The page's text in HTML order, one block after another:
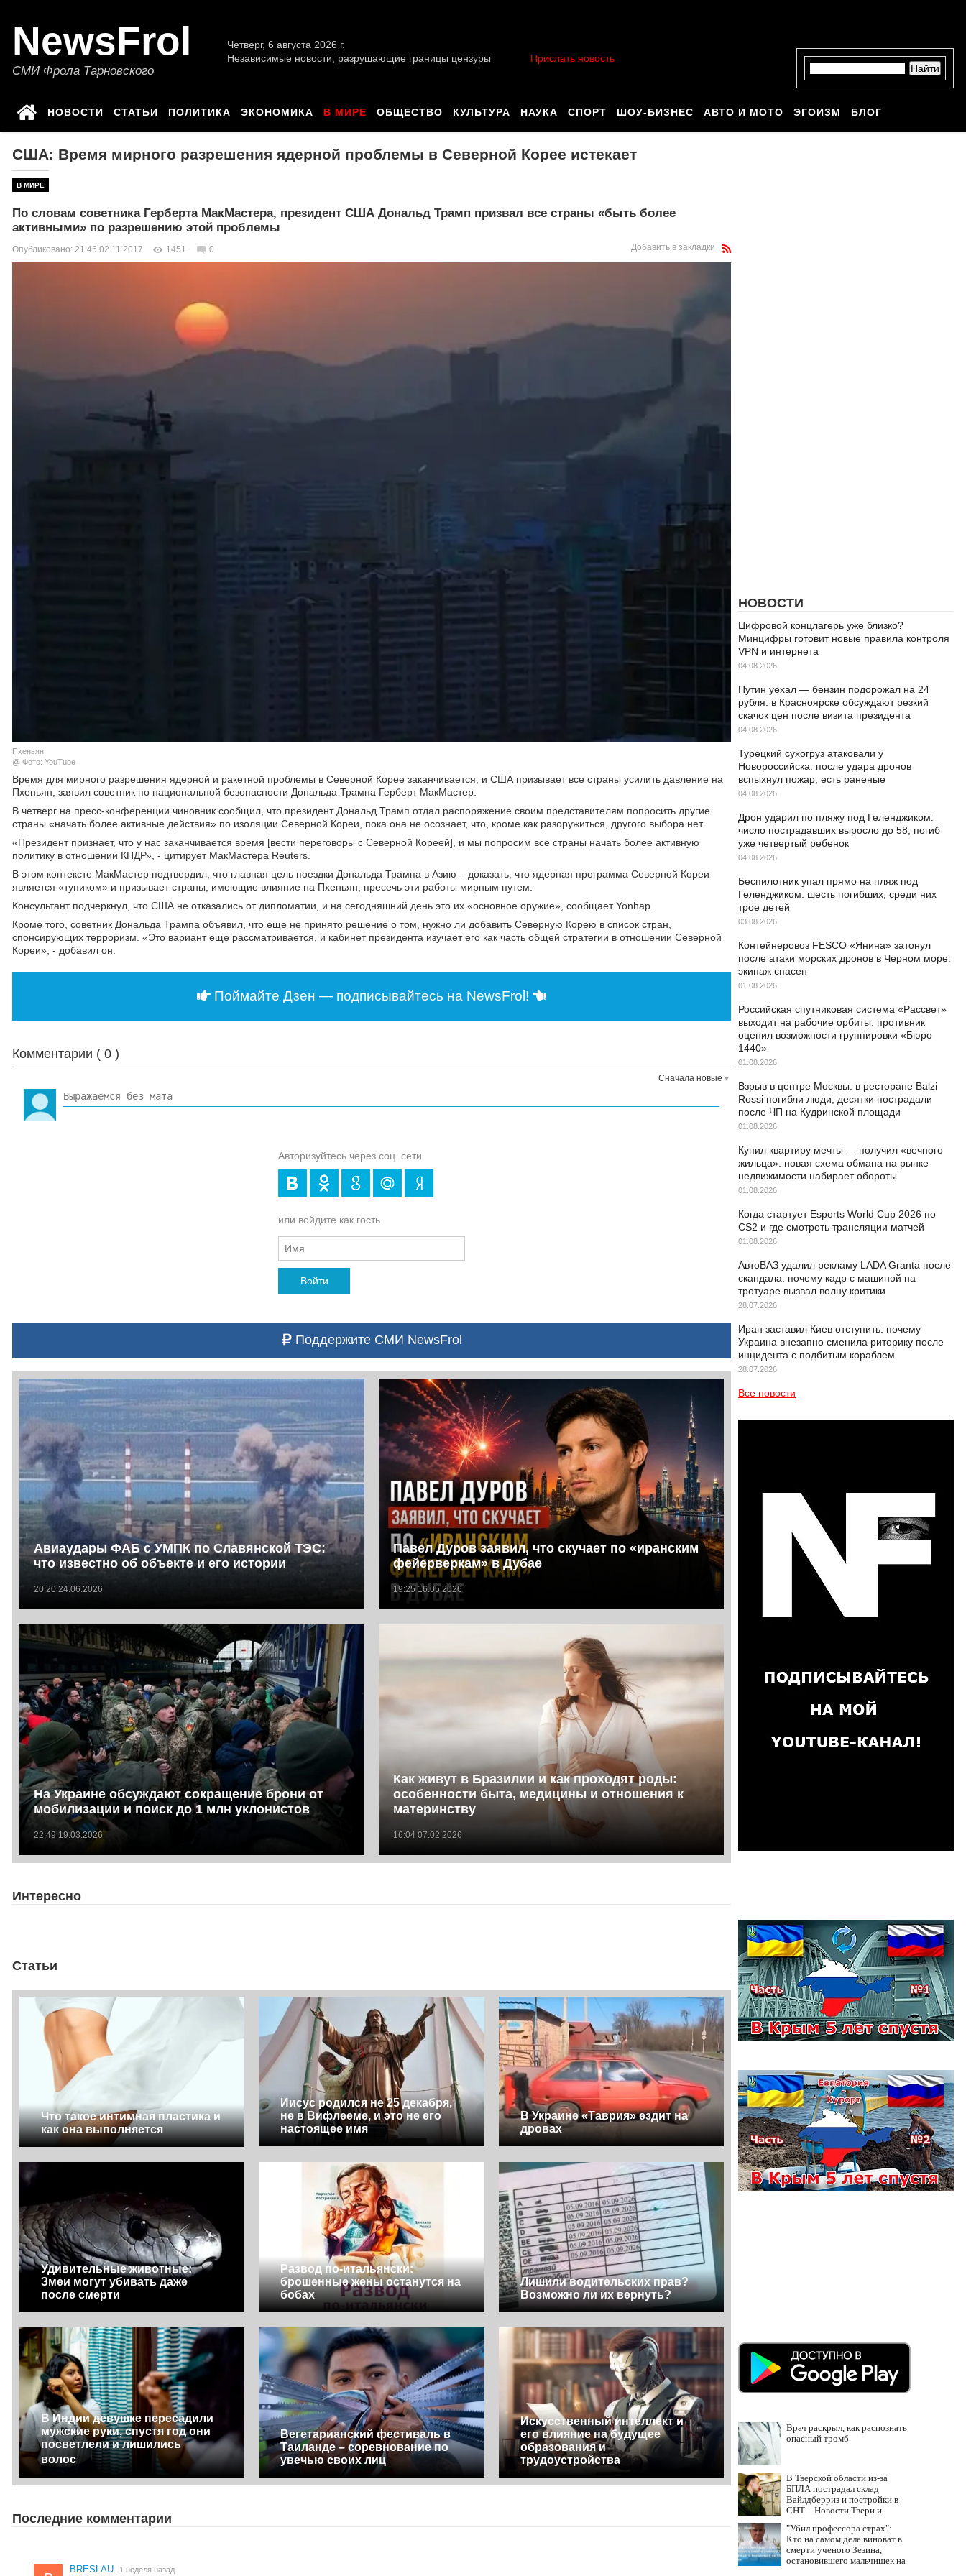
NewsFrol
СМИ Фрола Тарновского
Четверг, 6 августа 2026 г.
Независимые новости, разрушающие границы цензуры
Прислать новость
НОВОСТИ СТАТЬИ ПОЛИТИКА ЭКОНОМИКА В МИРЕ ОБЩЕСТВО КУЛЬТУРА НАУКА СПОРТ ШОУ-БИЗНЕС АВТО И МОТО ЭГОИЗМ БЛОГ
США: Время мирного разрешения ядерной проблемы в Северной Корее истекает
В МИРЕ
По словам советника Герберта МакМастера, президент США Дональд Трамп призвал все страны «быть более
активными» по разрешению этой проблемы
Опубликовано: 21:45 02.11.2017 1451 0 Добавить в закладки
Пхеньян
@ Фото: YouTube
Время для мирного разрешения ядерной и ракетной проблемы в Северной Корее заканчивается, и США призывает все страны усилить давление на
Пхеньян, заявил советник по национальной безопасности Дональда Трампа Герберт МакМастер.
В четверг на пресс-конференции чиновник сообщил, что президент Дональд Трамп отдал распоряжение своим представителям попросить другие
страны «начать более активные действия» по изоляции Северной Кореи, пока она не осознает, что, кроме как разоружиться, другого выбора нет.
«Президент признает, что у нас заканчивается время [вести переговоры с Северной Кореей], и мы попросим все страны начать более активную
политику в отношении КНДР», - цитирует МакМастера Reuters.
В этом контексте МакМастер подтвердил, что главная цель поездки Дональда Трампа в Азию – доказать, что ядерная программа Северной Кореи
является «тупиком» и призывает страны, имеющие влияние на Пхеньян, пресечь эти работы мирным путем.
Консультант подчеркнул, что США не отказались от дипломатии, и на сегодняшний день это их «основное оружие», сообщает Yonhap.
Кроме того, советник Дональда Трампа объявил, что еще не принято решение о том, нужно ли добавить Северную Корею в список стран,
спонсирующих терроризм. «Это вариант еще рассматривается, и кабинет президента изучает его как часть общей стратегии в отношении Северной
Кореи», - добавил он.
Поймайте Дзен — подписывайтесь на NewsFrol!
Комментарии ( 0 )
Сначала новые
Авторизуйтесь через соц. сети
или войдите как гость
Войти
Поддержите СМИ NewsFrol
Авиаудары ФАБ с УМПК по Славянской ТЭС:
что известно об объекте и его истории
20:20 24.06.2026
Павел Дуров заявил, что скучает по «иранским
фейерверкам» в Дубае
19:25 16.05.2026
На Украине обсуждают сокращение брони от
мобилизации и поиск до 1 млн уклонистов
22:49 19.03.2026
Как живут в Бразилии и как проходят роды:
особенности быта, медицины и отношения к
материнству
16:04 07.02.2026
Интересно
Статьи
Что такое интимная пластика и
как она выполняется
Иисус родился не 25 декабря,
не в Вифлееме, и это не его
настоящее имя
В Украине «Таврия» ездит на
дровах
Удивительные животные:
Змеи могут убивать даже
после смерти
Развод по-итальянски:
брошенные жены останутся на
бобах
Лишили водительских прав?
Возможно ли их вернуть?
В Индии девушке пересадили
мужские руки, спустя год они
посветлели и лишились
волос
Вегетарианский фестиваль в
Таиланде – соревнование по
увечью своих лиц
Искусственный интеллект и
его влияние на будущее
образования и
трудоустройства
Последние комментарии
BRESLAU 1 неделя назад
НОВОСТИ
Цифровой концлагерь уже близко?
Минцифры готовит новые правила контроля
VPN и интернета
04.08.2026
Путин уехал — бензин подорожал на 24
рубля: в Красноярске обсуждают резкий
скачок цен после визита президента
04.08.2026
Турецкий сухогруз атаковали у
Новороссийска: после удара дронов
вспыхнул пожар, есть раненые
04.08.2026
Дрон ударил по пляжу под Геленджиком:
число пострадавших выросло до 58, погиб
уже четвертый ребенок
04.08.2026
Беспилотник упал прямо на пляж под
Геленджиком: шесть погибших, среди них
трое детей
03.08.2026
Контейнеровоз FESCO «Янина» затонул
после атаки морских дронов в Черном море:
экипаж спасен
01.08.2026
Российская спутниковая система «Рассвет»
выходит на рабочие орбиты: противник
оценил возможности группировки «Бюро
1440»
01.08.2026
Взрыв в центре Москвы: в ресторане Balzi
Rossi погибли люди, десятки пострадали
после ЧП на Кудринской площади
01.08.2026
Купил квартиру мечты — получил «вечного
жильца»: новая схема обмана на рынке
недвижимости набирает обороты
01.08.2026
Когда стартует Esports World Cup 2026 по
CS2 и где смотреть трансляции матчей
01.08.2026
АвтоВАЗ удалил рекламу LADA Granta после
скандала: почему кадр с машиной на
тротуаре вызвал волну критики
28.07.2026
Иран заставил Киев отступить: почему
Украина внезапно сменила риторику после
инцидента с подбитым кораблем
28.07.2026
Все новости
Врач раскрыл, как распознать
опасный тромб
В Тверской области из-за
БПЛА пострадал склад
Вайлдберриз и постройки в
СНТ – Новости Твери и
сегодня - Afanasy.biz –
Тверские новости. Новости
"Убил профессора страх":
Кто на самом деле виноват в
смерти ученого Зезина,
остановившего мальчишек на